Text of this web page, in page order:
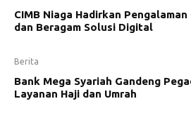
CIMB Niaga Hadirkan
dan Beragam Solusi Digital
Berita
Bank Mega Syariah Gandeng
Layanan Haji dan Umrah